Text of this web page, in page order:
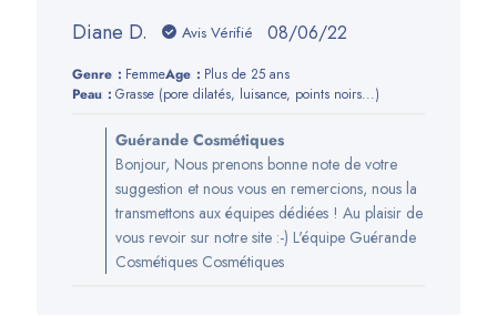
Diane D. Avis Vérifié
Date
publication
08/06/22
Genre: FemmeAge:
Plus de 25 ans
Peau:
Grasse (pore dilatés, luisance, points noirs...)
du
propriétaire
de
la
boutique
sur
Guérande Cosmétiques
Bonjour, Nous prenons bonne note de votre
suggestion et nous vous en remercions, nous la
transmettons aux équipes dédiées ! Au plaisir de
vous revoir sur notre site :-) L'équipe Guérande
Cosmétiques Cosmétiques